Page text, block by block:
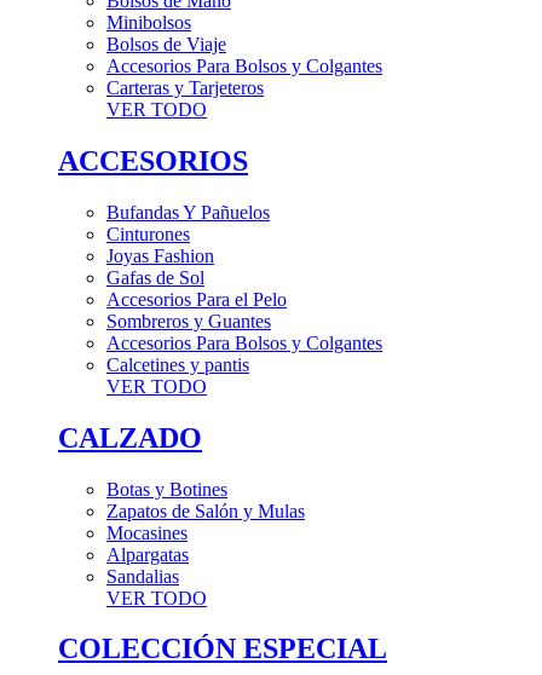
Minibolsos
Bolsos de Viaje
Accesorios Para Bolsos y Colgantes
Carteras y Tarjeteros
VER TODO
ACCESORIOS
Bufandas Y Pañuelos
Cinturones
Joyas Fashion
Gafas de Sol
Accesorios Para el Pelo
Sombreros y Guantes
Accesorios Para Bolsos y Colgantes
Calcetines y pantis
VER TODO
CALZADO
Botas y Botines
Zapatos de Salón y Mulas
Mocasines
Alpargatas
Sandalias
VER TODO
COLECCIÓN ESPECIAL